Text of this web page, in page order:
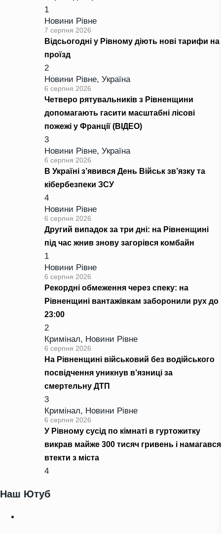
1
Новини Рівне
7 серпня 2026
Відсьогодні у Рівному діють нові тарифи на
проїзд
2
Новини Рівне, Україна
6 серпня 2026
Четверо рятувальників з Рівненщини
допомагають гасити масштабні лісові
пожежі у Франції (ВІДЕО)
3
Новини Рівне, Україна
6 серпня 2026
В Україні з’явився День Військ зв’язку та
кібербезпеки ЗСУ
4
Новини Рівне
6 серпня 2026
Другий випадок за три дні: на Рівненщині
під час жнив знову загорівся комбайн
1
Новини Рівне
6 серпня 2026
Рекордні обмеження через спеку: на
Рівненщині вантажівкам заборонили рух до
23:00
2
Кримінал, Новини Рівне
6 серпня 2026
На Рівненщині військовий без водійського
посвідчення уникнув в’язниці за
смертельну ДТП
3
Кримінал, Новини Рівне
6 серпня 2026
У Рівному сусід по кімнаті в гуртожитку
викрав майже 300 тисяч гривень і намагався
втекти з міста
4
Наш Ютуб